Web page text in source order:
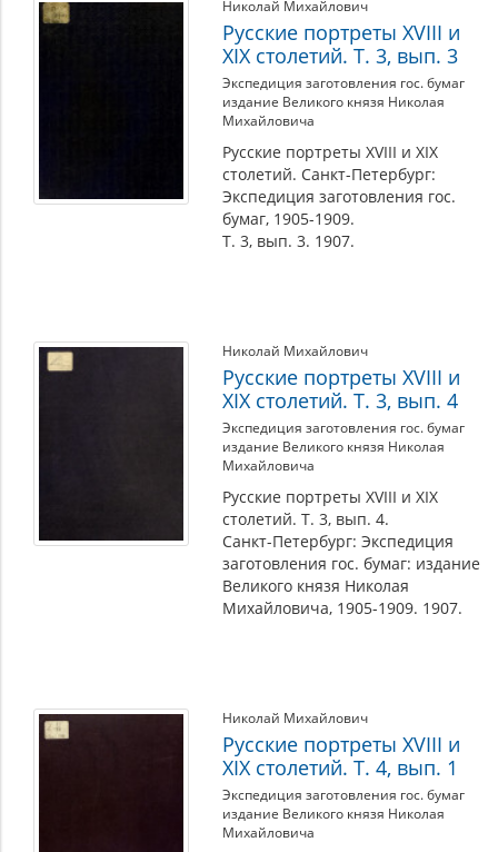
Николай Михайлович
Русские портреты XVIII и
XIX столетий. Т. 3, вып. 3
Экспедиция заготовления гос. бумаг
издание Великого князя Николая
Михайловича
Русские портреты XVIII и XIX
столетий. Санкт-Петербург:
Экспедиция заготовления гос.
бумаг, 1905-1909.
Т. 3, вып. 3. 1907.
Николай Михайлович
Русские портреты XVIII и
XIX столетий. Т. 3, вып. 4
Экспедиция заготовления гос. бумаг
издание Великого князя Николая
Михайловича
Русские портреты XVIII и XIX
столетий. Т. 3, вып. 4.
Санкт-Петербург: Экспедиция
заготовления гос. бумаг: издание
Великого князя Николая
Михайловича, 1905-1909. 1907.
Николай Михайлович
Русские портреты XVIII и
XIX столетий. Т. 4, вып. 1
Экспедиция заготовления гос. бумаг
издание Великого князя Николая
Михайловича